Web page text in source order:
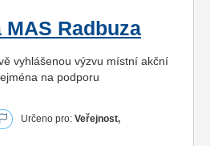
MAS Radbuza
vyhlášenou výzvu místní akční
na podporu
Určeno pro: Veřejnost,